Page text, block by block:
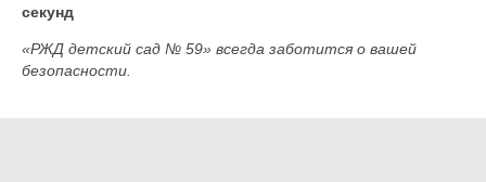
секунд
«РЖД детский сад № 59» всегда заботится о вашей
безопасности.